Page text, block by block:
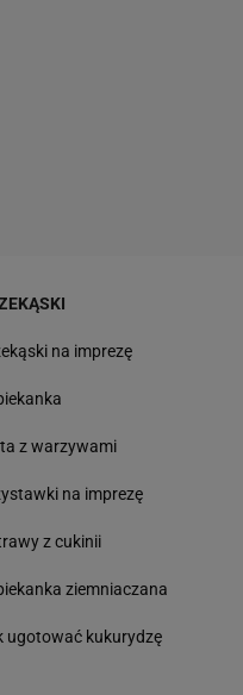
na imprezę
z warzywami
na imprezę
z cukinii
ziemniaczana
ugotować kukurydzę